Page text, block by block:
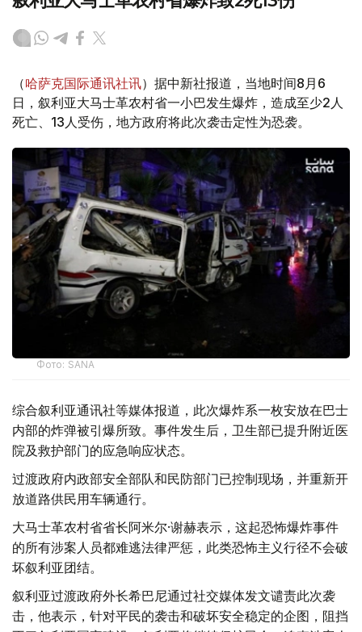
（哈萨克国际通讯社讯）据中新社报道，当地时间8月6
日，叙利亚大马士革农村省一小巴发生爆炸，造成至少2人
死亡、13人受伤，地方政府将此次袭击定性为恐袭。
Фото: SANA
综合叙利亚通讯社等媒体报道，此次爆炸系一枚安放在巴士
内部的炸弹被引爆所致。事件发生后，卫生部已提升附近医
院及救护部门的应急响应状态。
过渡政府内政部安全部队和民防部门已控制现场，并重新开
放道路供民用车辆通行。
大马士革农村省省长阿米尔·谢赫表示，这起恐怖爆炸事件
的所有涉案人员都难逃法律严惩，此类恐怖主义行径不会破
坏叙利亚团结。
叙利亚过渡政府外长希巴尼通过社交媒体发文谴责此次袭
击，他表示，针对平民的袭击和破坏安全稳定的企图，阻挡